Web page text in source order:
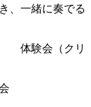
、一緒に奏でる
体験会（クリ